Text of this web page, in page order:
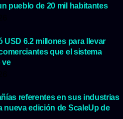
pueblo de 20 mil habitantes
USD 6.2 millones para llevar
que el sistema
ve
referentes en sus industrias
nueva edición de ScaleUp de